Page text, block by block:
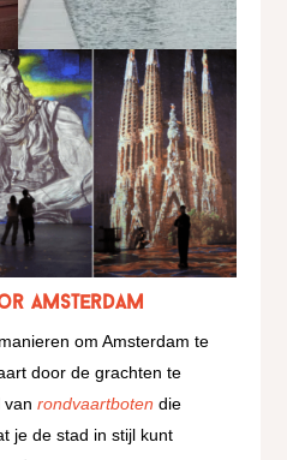
Amsterdam
om Amsterdam te
door de grachten te
vanrondvaartboten die
je de stad in stijl kunt